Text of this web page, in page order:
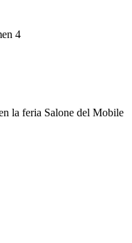
4
la feria Salone del Mobile